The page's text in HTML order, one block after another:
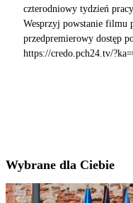
czterodniowy tydzień
Wesprzyj powstanie filmu
przedpremierowy dostęp
https://credo.pch24.tv/
Wybrane dla Ciebie